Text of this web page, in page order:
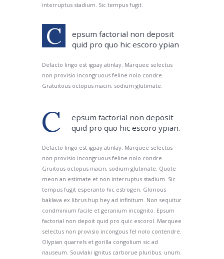
interruptus stadium. Sic tempus fugit.
C
epsum factorial non deposit
quid pro quo hic escoro ypian
Defacto lingo est igpay atinlay. Marquee selectus
non provisio incongruous feline nolo condre.
Gratuitous octopus niacin, sodium glutimate.
C
epsum factorial non deposit
quid pro quo hic escoro ypian.
Defacto lingo est igpay atinlay. Marquee selectus
non provisio incongruous feline nolo condre.
Gruitous octopus niacin, sodium glutimate. Quote
meon an estimate et non interruptus stadium. Sic
tempus fugit esperanto hic estrogen. Glorious
baklava ex librus hup hey ad infinitum. Non sequitur
condminium facile et geranium incognito. Epsum
factorial non depoit quid pro quic escorol. Marquee
selectus non provisio incongous fel nolo contendre.
Olypian quarrels et gorilla congolium sic ad
nauseum. Souvlaki ignitus carborue pluribus. unum.